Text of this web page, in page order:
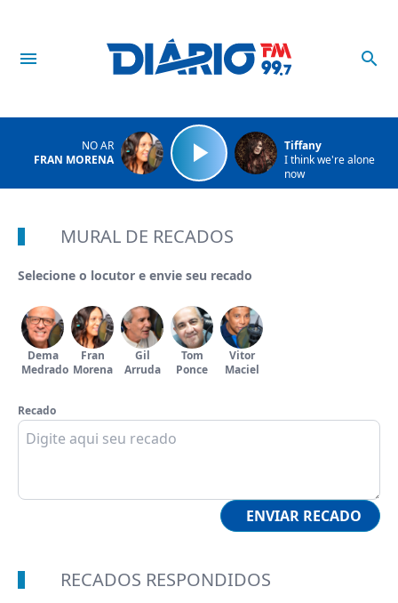
NO AR
FRAN MORENA
Tiffany
I think we're alone
now
MURAL DE RECADOS
Selecione o locutor e envie seu recado
Dema
Medrado
Fran
Morena
Gil
Arruda
Tom
Ponce
Vitor
Maciel
Recado
ENVIAR RECADO
RECADOS RESPONDIDOS